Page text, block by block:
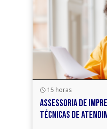
15 horas
ASSESSORIA DE
TÉCNICAS DE